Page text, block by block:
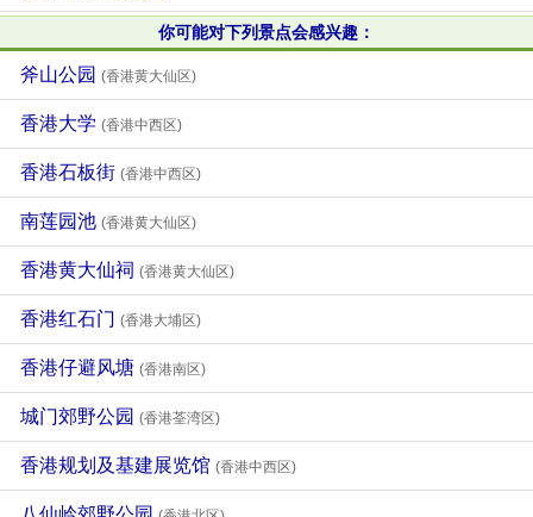
你可能对下列景点会感兴趣：
斧山公园 (香港黄大仙区)
香港大学 (香港中西区)
香港石板街 (香港中西区)
南莲园池 (香港黄大仙区)
香港黄大仙祠 (香港黄大仙区)
香港红石门 (香港大埔区)
香港仔避风塘 (香港南区)
城门郊野公园 (香港荃湾区)
香港规划及基建展览馆 (香港中西区)